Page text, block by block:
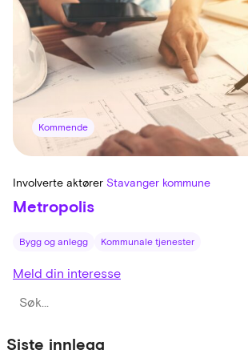
Kommende
Involverte aktører Stavanger kommune
Metropolis
Bygg og anlegg Kommunale tjenester
Meld din interesse
Siste innlegg